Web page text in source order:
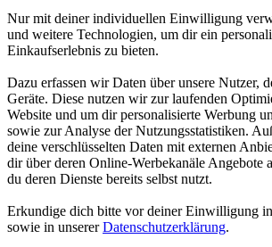
Nur mit deiner individuellen Einwilligung
und weitere Technologien, um dir ein
Einkaufserlebnis zu bieten.
Dazu erfassen wir Daten über unsere Nutzer,
Geräte. Diese nutzen wir zur laufenden
Website und um dir personalisierte Werbung
sowie zur Analyse der Nutzungsstatistiken.
deine verschlüsselten Daten mit externen
dir über deren Online-Werbekanäle Angebote
du deren Dienste bereits selbst nutzt.
Erkundige dich bitte vor deiner Einwilligung
sowie in unsererDatenschutzerklärung.